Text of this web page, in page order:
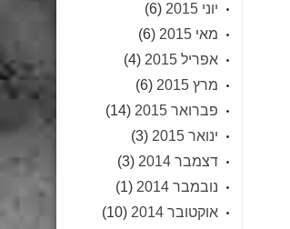
יוני 2015
(6)
מאי 2015
(6)
אפריל 2015
(4)
מרץ 2015
(6)
פברואר 2015
(14)
ינואר 2015
(3)
דצמבר 2014
(3)
נובמבר 2014
(1)
אוקטובר 2014
(10)